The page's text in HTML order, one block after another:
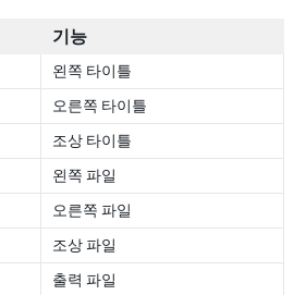
기능
왼쪽 타이틀
오른쪽 타이틀
조상 타이틀
왼쪽 파일
오른쪽 파일
조상 파일
출력 파일